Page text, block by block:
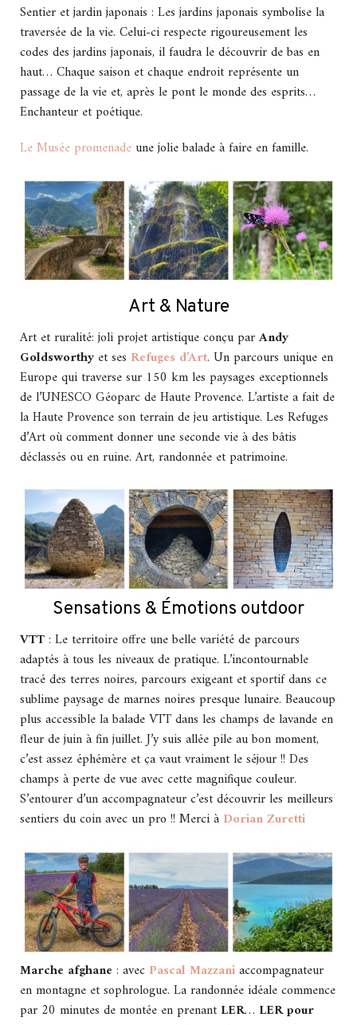
Sentier et jardin japonais : Les jardins japonais symbolise la
traversée de la vie. Celui-ci respecte rigoureusement les
codes des jardins japonais, il faudra le découvrir de bas en
haut… Chaque saison et chaque endroit représente un
passage de la vie et, après le pont le monde des esprits…
Enchanteur et poétique.
Le Musée promenadeune jolie balade à faire en famille.
Art & Nature
Art et ruralité: joli projet artistique conçu parAndy
Goldsworthyet ses Refuges d’Art. Un parcours unique en
Europe qui traverse sur 150 km les paysages exceptionnels
de l’UNESCO Géoparc de Haute Provence. L’artiste a fait de
la Haute Provence son terrain de jeu artistique. Les Refuges
d’Art où comment donner une seconde vie à des bâtis
déclassés ou en ruine. Art, randonnée et patrimoine.
Sensations & Émotions outdoor
VTT: Le territoire offre une belle variété de parcours
adaptés à tous les niveaux de pratique. L’incontournable
tracé des terres noires, parcours exigeant et sportif dans ce
sublime paysage de marnes noires presque lunaire. Beaucoup
plus accessible la balade VTT dans les champs de lavande en
fleur de juin à fin juillet. J’y suis allée pile au bon moment,
c’est assez éphémère et ça vaut vraiment le séjour !! Des
champs à perte de vue avec cette magnifique couleur.
S’entourer d’un accompagnateur c’est découvrir les meilleurs
sentiers du coin avec un pro !! Merci à Dorian Zuretti
Marche afghane : avec Pascal Mazzaniaccompagnateur
en montagne et sophrologue. La randonnée idéale commence
par 20 minutes de montée en prenant LER… LER pour